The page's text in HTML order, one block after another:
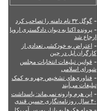
- گوگل ۳۲ نام دامنه را تصاحب کرد
- پرونده اکتا به دیوان دادگستری اروپا
ارجاع شد
- اعتراض به خودکشی تعدادی از
کارگران اپل در چین
- قوانین تبلیغات انتخابات مجلس
شورای اسلامی
- فناوری‌های تشخیص چهره به کمک
تبلیغات می‌آیند
- این هرم وارونه نمی‌ماند: پاسداشت
۴۰ سال روزنامه‌نگاری حسین قندی
-